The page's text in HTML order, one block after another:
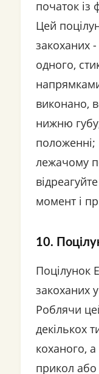
початок із
Цей
закоханих
одного,
виконано,
нижню
лежачому
момент і
10.
Поцілунок
закоханих
Роблячи
декількох
коханого,
прикол або